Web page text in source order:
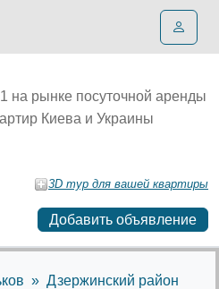
на рынке посуточной аренды
Киева и Украины
3D тур для вашей квартиры
Добавить объявление
Дзержинский район